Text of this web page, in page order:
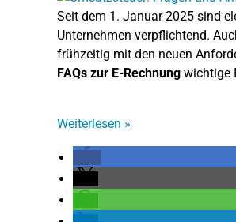
Seit dem 1. Januar 2025 sind
Unternehmen verpflichtend.
frühzeitig mit den neuen
FAQs zur E-Rechnung wichtige
Weiterlesen »